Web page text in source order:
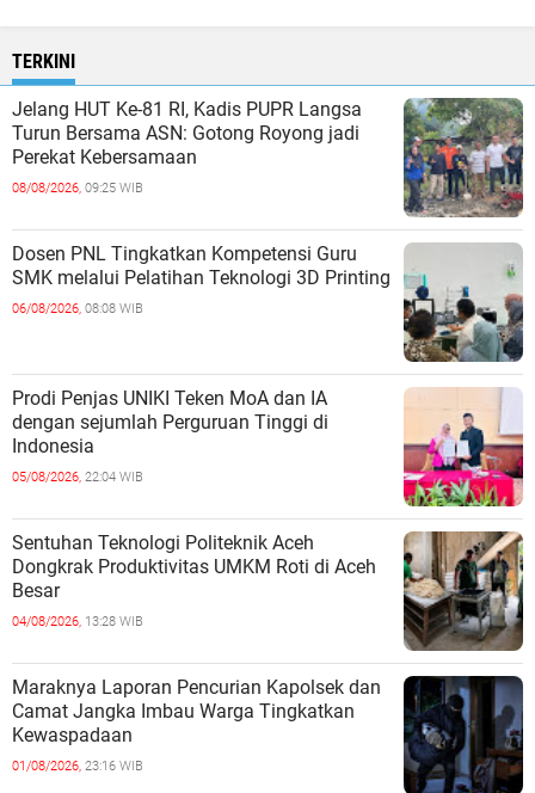
TERKINI
Jelang HUT Ke-81 RI, Kadis PUPR Langsa
Turun Bersama ASN: Gotong Royong jadi
Perekat Kebersamaan
08/08/2026, 09:25 WIB
Dosen PNL Tingkatkan Kompetensi Guru
SMK melalui Pelatihan Teknologi 3D Printing
06/08/2026, 08:08 WIB
Prodi Penjas UNIKI Teken MoA dan IA
dengan sejumlah Perguruan Tinggi di
Indonesia
05/08/2026, 22:04 WIB
Sentuhan Teknologi Politeknik Aceh
Dongkrak Produktivitas UMKM Roti di Aceh
Besar
04/08/2026, 13:28 WIB
Maraknya Laporan Pencurian Kapolsek dan
Camat Jangka Imbau Warga Tingkatkan
Kewaspadaan
01/08/2026, 23:16 WIB